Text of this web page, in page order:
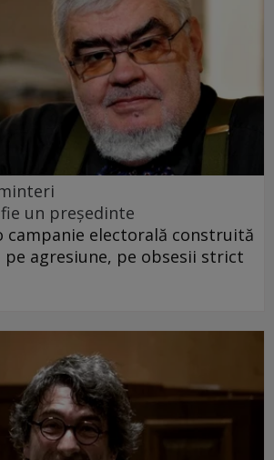
un președinte
campanie electorală construită
agresiune, pe obsesii strict